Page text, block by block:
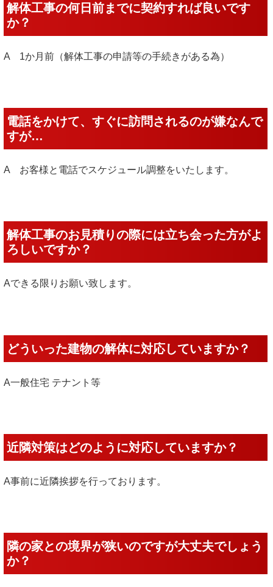
解体工事の何日前までに契約すれば良いです
か？
A 1か月前（解体工事の申請等の手続きがある為）
電話をかけて、すぐに訪問されるのが嫌なんで
すが…
A お客様と電話でスケジュール調整をいたします。
解体工事のお見積りの際には立ち会った方がよ
ろしいですか？
Aできる限りお願い致します。
どういった建物の解体に対応していますか？
A一般住宅 テナント等
近隣対策はどのように対応していますか？
A事前に近隣挨拶を行っております。
隣の家との境界が狭いのですが大丈夫でしょう
か？